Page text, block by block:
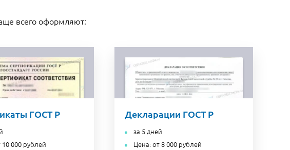
всего оформляют:
ГОСТ Р
000 рублей
Декларации ГОСТ Р
за 5 дней
Цена: от 8 000 рублей